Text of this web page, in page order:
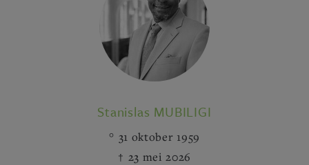
Stanislas MUBILIGI
31 oktober 1959
23 mei 2026